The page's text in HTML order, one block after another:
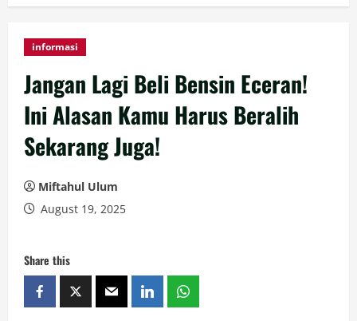
informasi
Jangan Lagi Beli Bensin Eceran!
Ini Alasan Kamu Harus Beralih
Sekarang Juga!
Miftahul Ulum
August 19, 2025
Share this